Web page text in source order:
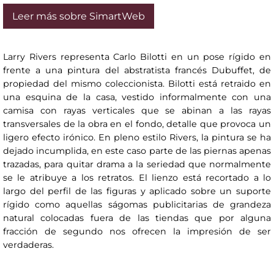
Leer más sobre SimartWeb
Larry Rivers representa Carlo Bilotti en un pose rígido en
frente a una pintura del abstratista francés Dubuffet, de
propiedad del mismo coleccionista. Bilotti está retraido en
una esquina de la casa, vestido informalmente con una
camisa con rayas verticales que se abinan a las rayas
transversales de la obra en el fondo, detalle que provoca un
ligero efecto irónico. En pleno estilo Rivers, la pintura se ha
dejado incumplida, en este caso parte de las piernas apenas
trazadas, para quitar drama a la seriedad que normalmente
se le atribuye a los retratos. El lienzo está recortado a lo
largo del perfil de las figuras y aplicado sobre un suporte
rígido como aquellas ságomas publicitarias de grandeza
natural colocadas fuera de las tiendas que por alguna
fracción de segundo nos ofrecen la impresión de ser
verdaderas.